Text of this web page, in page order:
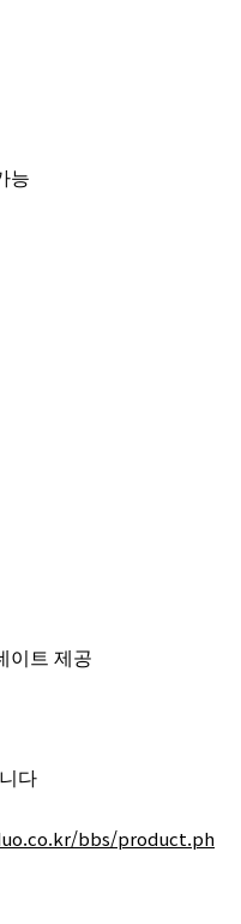
능
이트 제공
다
bbs/product.ph